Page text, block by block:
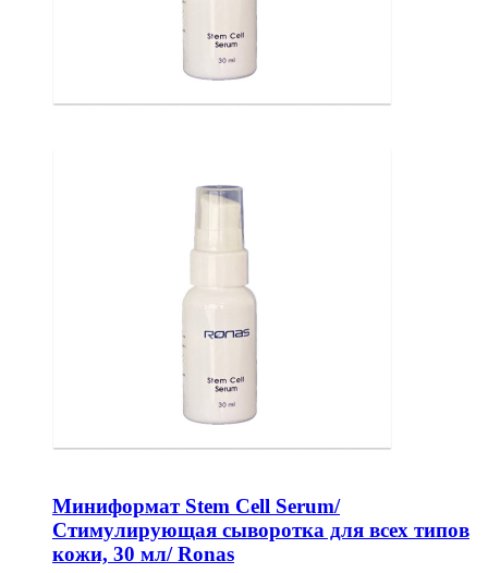
Миниформат Stem Cell Serum/
Стимулирующая сыворотка для всех типов
кожи, 30 мл/ Ronas